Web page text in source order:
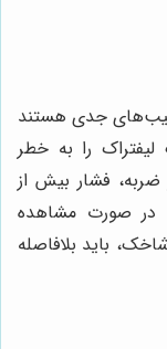
جدی هستند
را به خطر
ضربه، فشار بیش از
در صورت مشاهده
باید بلافاصله